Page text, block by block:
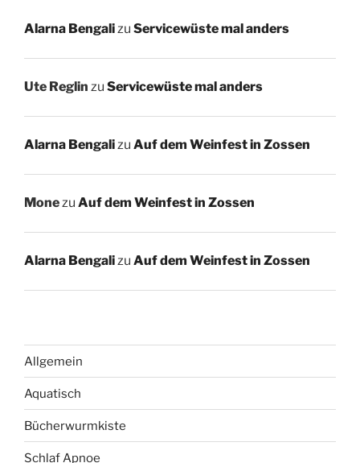
Alarna Bengalizu Servicewüste mal anders
Ute Reglin zu Servicewüste mal anders
Alarna Bengalizu Auf dem Weinfest in Zossen
Monezu Auf dem Weinfest in Zossen
Alarna Bengalizu Auf dem Weinfest in Zossen
Allgemein
Aquatisch
Bücherwurmkiste
Schlaf Apnoe